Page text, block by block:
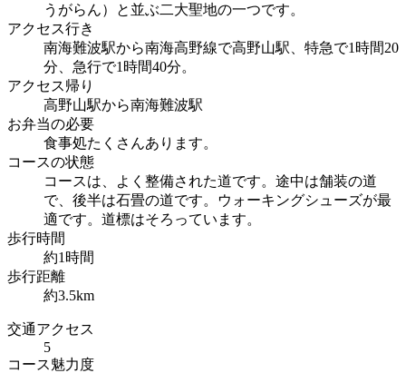
うがらん）と並ぶ二大聖地の一つです。
アクセス行き
南海難波駅から南海高野線で高野山駅、特急で1時間20
分、急行で1時間40分。
アクセス帰り
高野山駅から南海難波駅
お弁当の必要
食事処たくさんあります。
コースの状態
コースは、よく整備された道です。途中は舗装の道
で、後半は石畳の道です。ウォーキングシューズが最
適です。道標はそろっています。
歩行時間
約1時間
歩行距離
約3.5km
交通アクセス
5
コース魅力度